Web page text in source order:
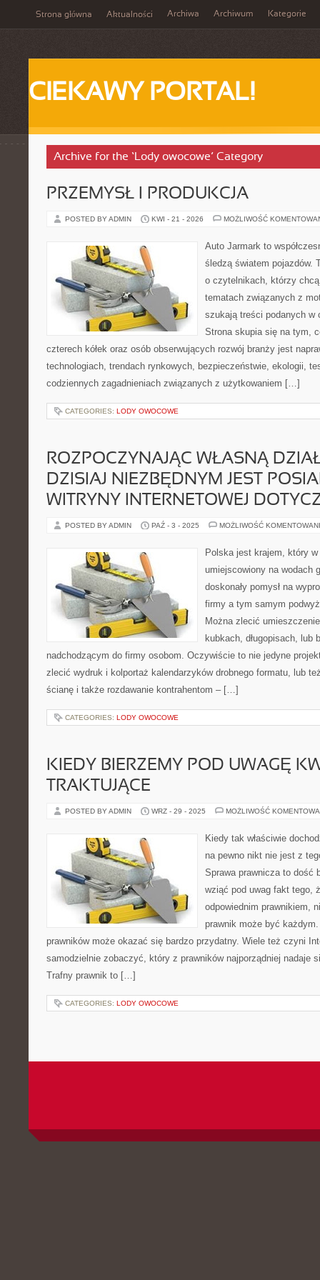
Strona główna Aktualności Archiwa Archiwum Kategorie
CIEKAWY PORTAL!
Archive for the ‘Lody owocowe’ Category
PRZEMYSŁ I PRODUKCJA
POSTED BY ADMIN KWI - 21 - 2026 MOŻLIWOŚĆ
Auto Jarmark to
śledzą światem pojazdów.
o czytelnikach, którzy
tematach związanych z
szukają treści podanych
Strona skupia się na tym,
czterech kółek oraz osób obserwujących rozwój branży jest
technologiach, trendach rynkowych, bezpieczeństwie, ekologii,
codziennych zagadnieniach związanych z użytkowaniem […]
CATEGORIES: LODY OWOCOWE
ROZPOCZYNAJĄC WŁASNĄ
DZISIAJ NIEZBĘDNYM JEST
WITRYNY INTERNETOWEJ
POSTED BY ADMIN PAŹ - 3 - 2025 MOŻLIWOŚĆ
Polska jest krajem, który
umiejscowiony na wodach
doskonały pomysł na
firmy a tym samym
Można zlecić
kubkach, długopisach, lub
nadchodzącym do firmy osobom. Oczywiście to nie jedyne
zlecić wydruk i kolportaż kalendarzyków drobnego formatu, lub
ścianę i także rozdawanie kontrahentom – […]
CATEGORIES: LODY OWOCOWE
KIEDY BIERZEMY POD UWAGĘ
TRAKTUJĄCE
POSTED BY ADMIN WRZ - 29 - 2025 MOŻLIWOŚĆ
Kiedy tak właściwie
na pewno nikt nie jest z
Sprawa prawnicza to dość
wziąć pod uwag fakt tego,
odpowiednim prawnikiem,
prawnik może być
prawników może okazać się bardzo przydatny. Wiele też czyni
samodzielnie zobaczyć, który z prawników najporządniej nadaje
Trafny prawnik to […]
CATEGORIES: LODY OWOCOWE